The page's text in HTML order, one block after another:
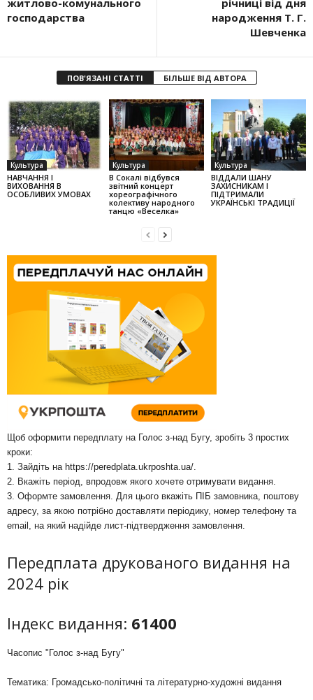
господарства
народження Т. Г.
Шевченка
ПОВ'ЯЗАНІ СТАТТІ БІЛЬШЕ ВІД АВТОРА
Культура
НАВЧАННЯ І
ВИХОВАННЯ В
ОСОБЛИВИХ УМОВАХ
Культура
В Сокалі відбувся
звітний концерт
хореографічного
колек­тиву народного
танцю «Веселка»
Культура
ВІДДАЛИ ШАНУ
ЗАХИСНИКАМ І
ПІДТРИМАЛИ
УКРАЇНСЬКІ ТРАДИЦІЇ
Щоб оформити передплату на Голос з-над Бугу, зробіть 3 простих
кроки:
1. Зайдіть на https://peredplata.ukrposhta.ua/
2. Вкажіть період, впродовж якого хочете отримувати видання.
3. Оформте замовлення. Для цього вкажіть ПІБ замовника, поштову
адресу, за якою потрібно доставляти періодику, номер телефону та
email, на який надійде лист-підтвердження замовлення.
Передплата друкованого видання на
2024 рік
Індекс видання: 61400
Часопис "Голос з-над Бугу"
Тематика: Громадсько-політичні та літературно-художні видання